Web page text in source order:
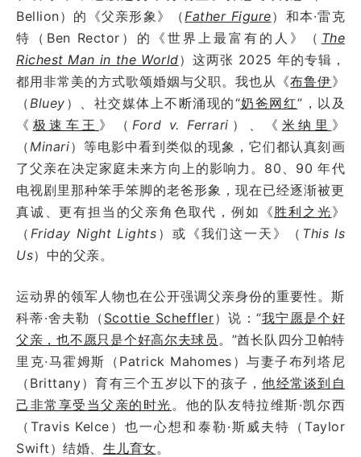
Bellion）的《父亲形象》（ Father Figure）和本·雷克
特（Ben Rector）的《世界上最富有的人》（ The
Richest Man in the World）这两张 2025 年的专辑，
都用非常美的方式歌颂婚姻与父职。我也从《布鲁伊》
（ Bluey ）、社交媒体上不断涌现的“奶爸网红”，以及
《 极速车王 》（ Ford v. Ferrari ）、《 米纳里 》
（ Minari）等电影中看到类似的现象，它们都认真刻画
了父亲在决定家庭未来方向上的影响力。80、90 年代
电视剧里那种笨手笨脚的老爸形象，现在已经逐渐被更
真诚、更有担当的父亲角色取代，例如《胜利之光》
（ Friday Night Lights ）或《我们这一天》（ This Is
Us）中的父亲。
运动界的领军人物也在公开强调父亲身份的重要性。斯
科蒂·舍夫勒（ Scottie Scheffler）说：“我宁愿是个好
父亲，也不愿只是个好高尔夫球员 。”酋长队四分卫帕特
里克·马霍姆斯（Patrick Mahomes）与妻子布列塔尼
（Brittany）育有三个五岁以下的孩子，他经常谈到自
己非常享受当父亲的时光 。他的队友特拉维斯·凯尔西
（Travis Kelce）也一心想和泰勒·斯威夫特（Taylor
Swift）结婚、 生儿育女。